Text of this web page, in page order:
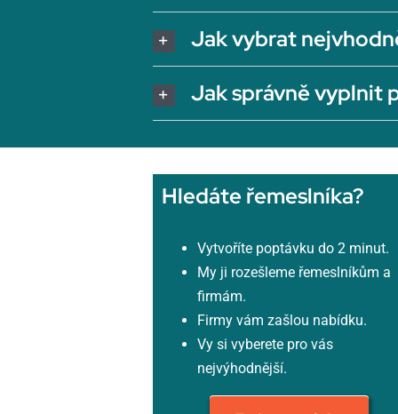
Jak vybrat
Jak správně vyplnit
Hledáte řemeslníka?
Vytvoříte poptávku do 2 minut.
My ji rozešleme řemeslníkům a
firmám.
Firmy vám zašlou nabídku.
Vy si vyberete pro vás
nejvýhodnější.